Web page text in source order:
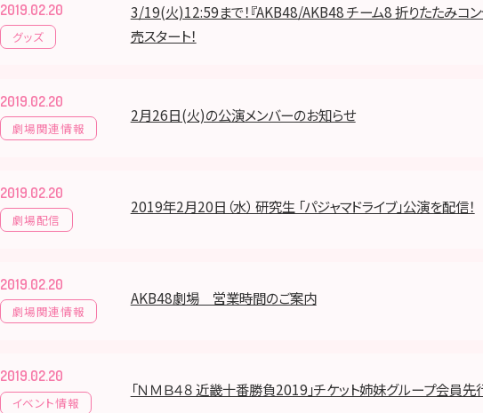
2019.02.20
グッズ
3/19(火)12:59まで！『AKB48/AKB48 チーム8 折りたたみコ
売スタート！
2019.02.20
劇場関連情報
2月26日(火)の公演メンバーのお知らせ
2019.02.20
劇場配信
2019年2月20日（水） 研究生 「パジャマドライブ」公演を配信！
2019.02.20
劇場関連情報
AKB48劇場 営業時間のご案内
2019.02.20
イベント情報
「ＮＭＢ４８ 近畿十番勝負2019」チケット姉妹グループ会員